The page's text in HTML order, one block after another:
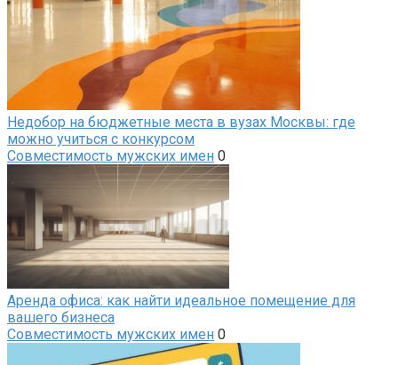
Недобор на бюджетные места в вузах Москвы: где
можно учиться с конкурсом
Совместимость мужских имен 0
Аренда офиса: как найти идеальное помещение для
вашего бизнеса
Совместимость мужских имен 0